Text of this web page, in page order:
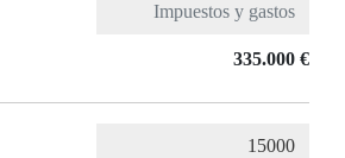
335.000 €